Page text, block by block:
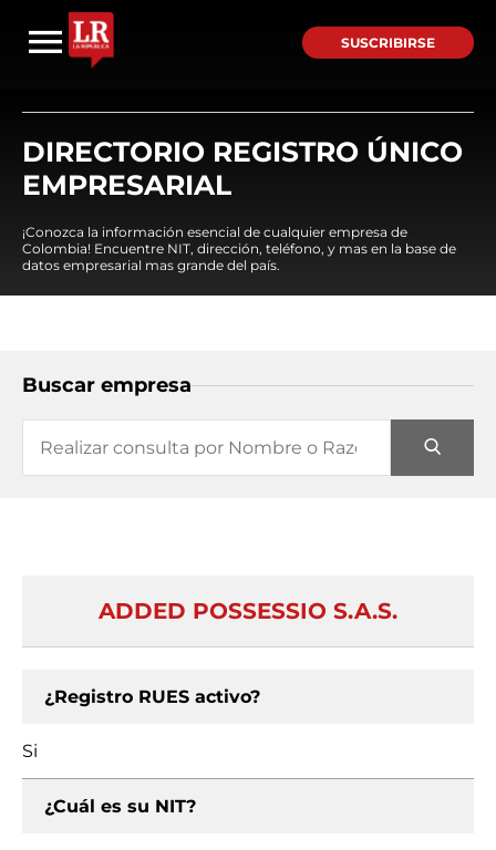
SUSCRIBIRSE
DIRECTORIO REGISTRO ÚNICO
EMPRESARIAL
¡Conozca la información esencial de cualquier empresa de
Colombia! Encuentre NIT, dirección, teléfono, y mas en la base de
datos empresarial mas grande del país.
Buscar empresa
ADDED POSSESSIO S.A.S.
¿Registro RUES activo?
Si
¿Cuál es su NIT?